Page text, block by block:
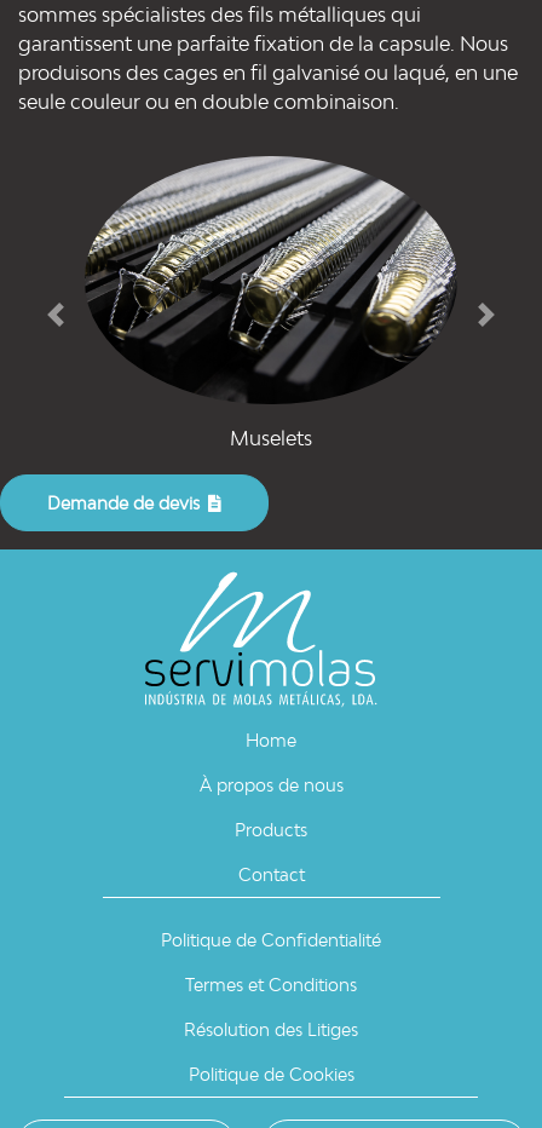
sommes spécialistes des fils métalliques qui
garantissent une parfaite fixation de la capsule. Nous
produisons des cages en fil galvanisé ou laqué, en une
seule couleur ou en double combinaison.
Muselets
Previous Next
Demande de devis
Home
À propos de nous
Products
Contact
Politique de Confidentialité
Termes et Conditions
Résolution des Litiges
Politique de Cookies